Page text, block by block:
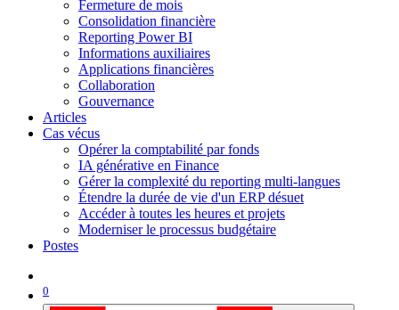
Fermeture de mois
Consolidation financière
Reporting Power BI
Informations auxiliaires
Applications financières
Collaboration
Gouvernance
Articles
Cas vécus
Opérer la comptabilité par fonds
IA générative en Finance
Gérer la complexité du reporting multi-langues
Étendre la durée de vie d'un ERP désuet
Accéder à toutes les heures et projets
Moderniser le processus budgétaire
Postes
0